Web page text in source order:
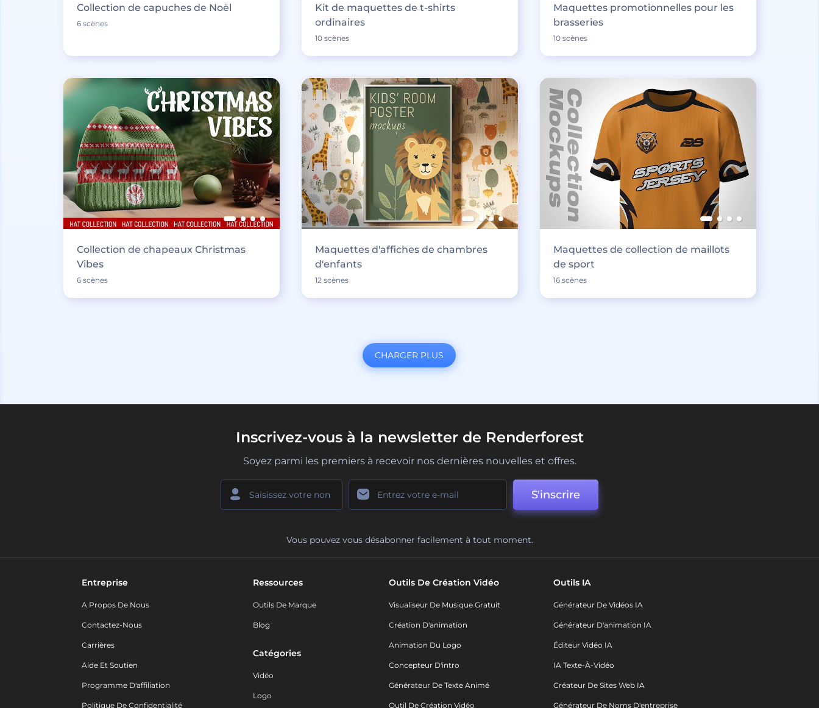
Collection de capuches de Noël
6 scènes
Kit de maquettes de t-shirts
ordinaires
10 scènes
Maquettes promotionnelles pour les
brasseries
10 scènes
Collection de chapeaux Christmas
Vibes
6 scènes
Maquettes d'affiches de chambres
d'enfants
12 scènes
Maquettes de collection de maillots
de sport
16 scènes
CHARGER PLUS
Inscrivez-vous à la newsletter de Renderforest
Soyez parmi les premiers à recevoir nos dernières nouvelles et offres.
S'inscrire
Vous pouvez vous désabonner facilement à tout moment.
Entreprise
A Propos De Nous
Contactez-Nous
Carrières
Aide Et Soutien
Programme D'affiliation
Politique De Confidentialité
Ressources
Outils De Marque
Blog
Catégories
Vidéo
Logo
Outils De Création Vidéo
Visualiseur De Musique Gratuit
Création D'animation
Animation Du Logo
Concepteur D'intro
Générateur De Texte Animé
Outil De Création Vidéo
Outils IA
Générateur De Vidéos IA
Générateur D'animation IA
Éditeur Vidéo IA
IA Texte-À-Vidéo
Créateur De Sites Web IA
Générateur De Noms D'entreprise